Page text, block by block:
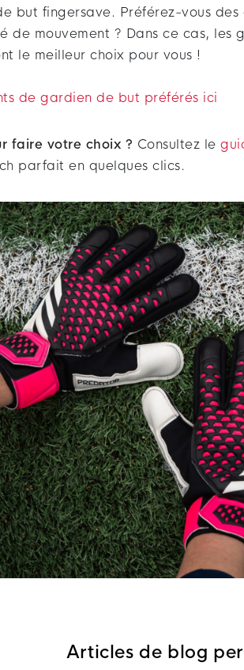
but fingersave. Préférez-vous
de mouvement ? Dans ce cas, les
le meilleur choix pour vous !
de gardien de but préférés ici
faire votre choix ? Consultez le
parfait en quelques clics.
Articles de blog